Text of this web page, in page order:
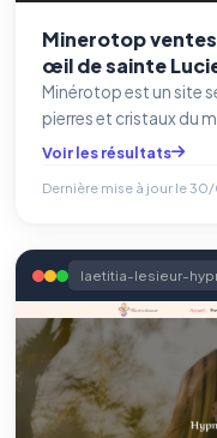
Minerotop
œil de sainte
Minérotop est un site
pierres et cristaux du
Voir les résultats
Dernière mise à jour le 30/
laetitia-lesieur-